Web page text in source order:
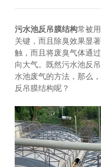
污水池反吊膜结构常被
关键，而且除臭效果显
触，而且将废臭气体通
向大气。既然污水池反
水池废气的方法，那么
反吊膜结构呢？